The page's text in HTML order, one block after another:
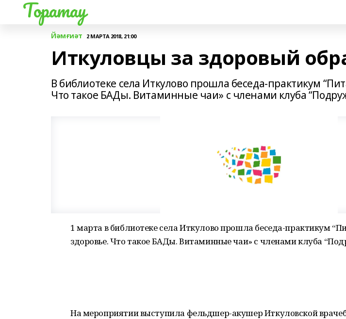
Торатау
Йәмғиәт 2 МАРТА 2018, 21:00
Иткуловцы за здоровый
В библиотеке села Иткулово прошла беседа-практикум
Что такое БАДы. Витаминные чаи» с членами клуба
1 марта в библиотеке села Иткулово прошла беседа-практикум
здоровье. Что такое БАДы. Витаминные чаи» с членами клуба
На мероприятии выступила фельдшер-акушер Иткуловской